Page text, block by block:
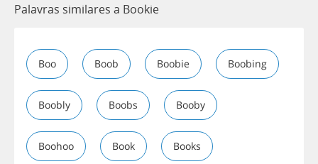
Palavras similares a Bookie
Boo Boob Boobie Boobing
Boobly Boobs Booby
Boohoo Book Books